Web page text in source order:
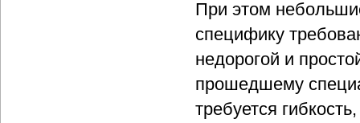
При этом
специфику
недорогой и
прошедшему
требуется